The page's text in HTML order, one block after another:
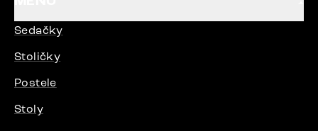
Sedačky
Stoličky
Postele
Stoly